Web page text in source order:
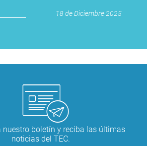
18 de Diciembre 2025
nuestro boletín y reciba las últimas
noticias del TEC.